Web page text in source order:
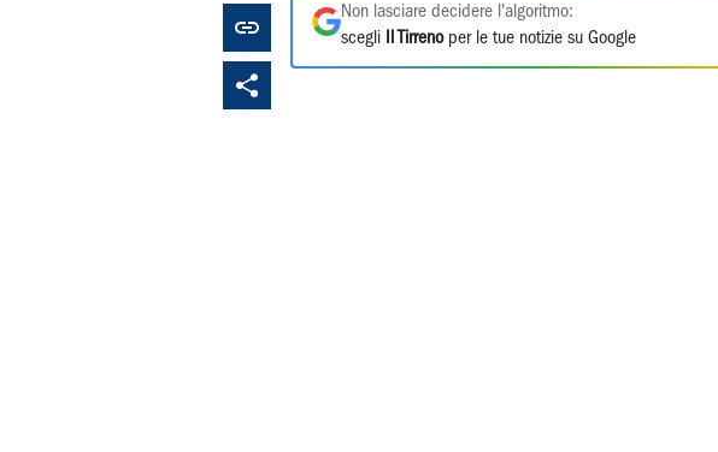
Non lasciare decidere l'algoritmo:
scegli
Il Tirrenoper le tue notizie su Google